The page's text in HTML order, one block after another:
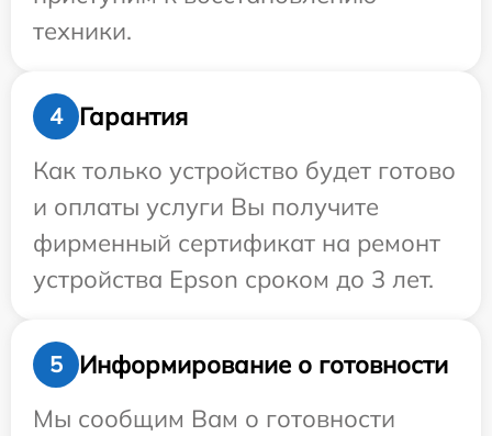
техники.
4
Гарантия
Как только устройство будет готово
и оплаты услуги Вы получите
фирменный сертификат на ремонт
устройства Epson сроком до 3 лет.
5
Информирование о готовности
Мы сообщим Вам о готовности